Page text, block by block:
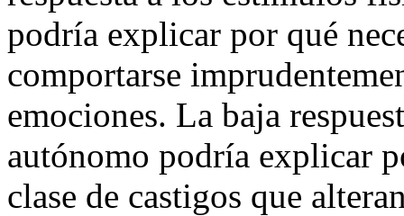
podría explicar por qué
comportarse
emociones. La baja
autónomo podría explicar
clase de castigos que